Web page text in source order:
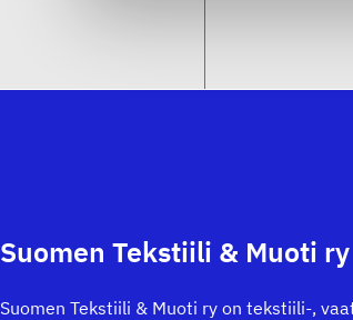
Suomen Tekstiili & Muoti ry
Suomen Tekstiili & Muoti ry on tekstiili-,